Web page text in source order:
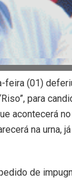
feira (01)
para
acontecerá
na urna,
de